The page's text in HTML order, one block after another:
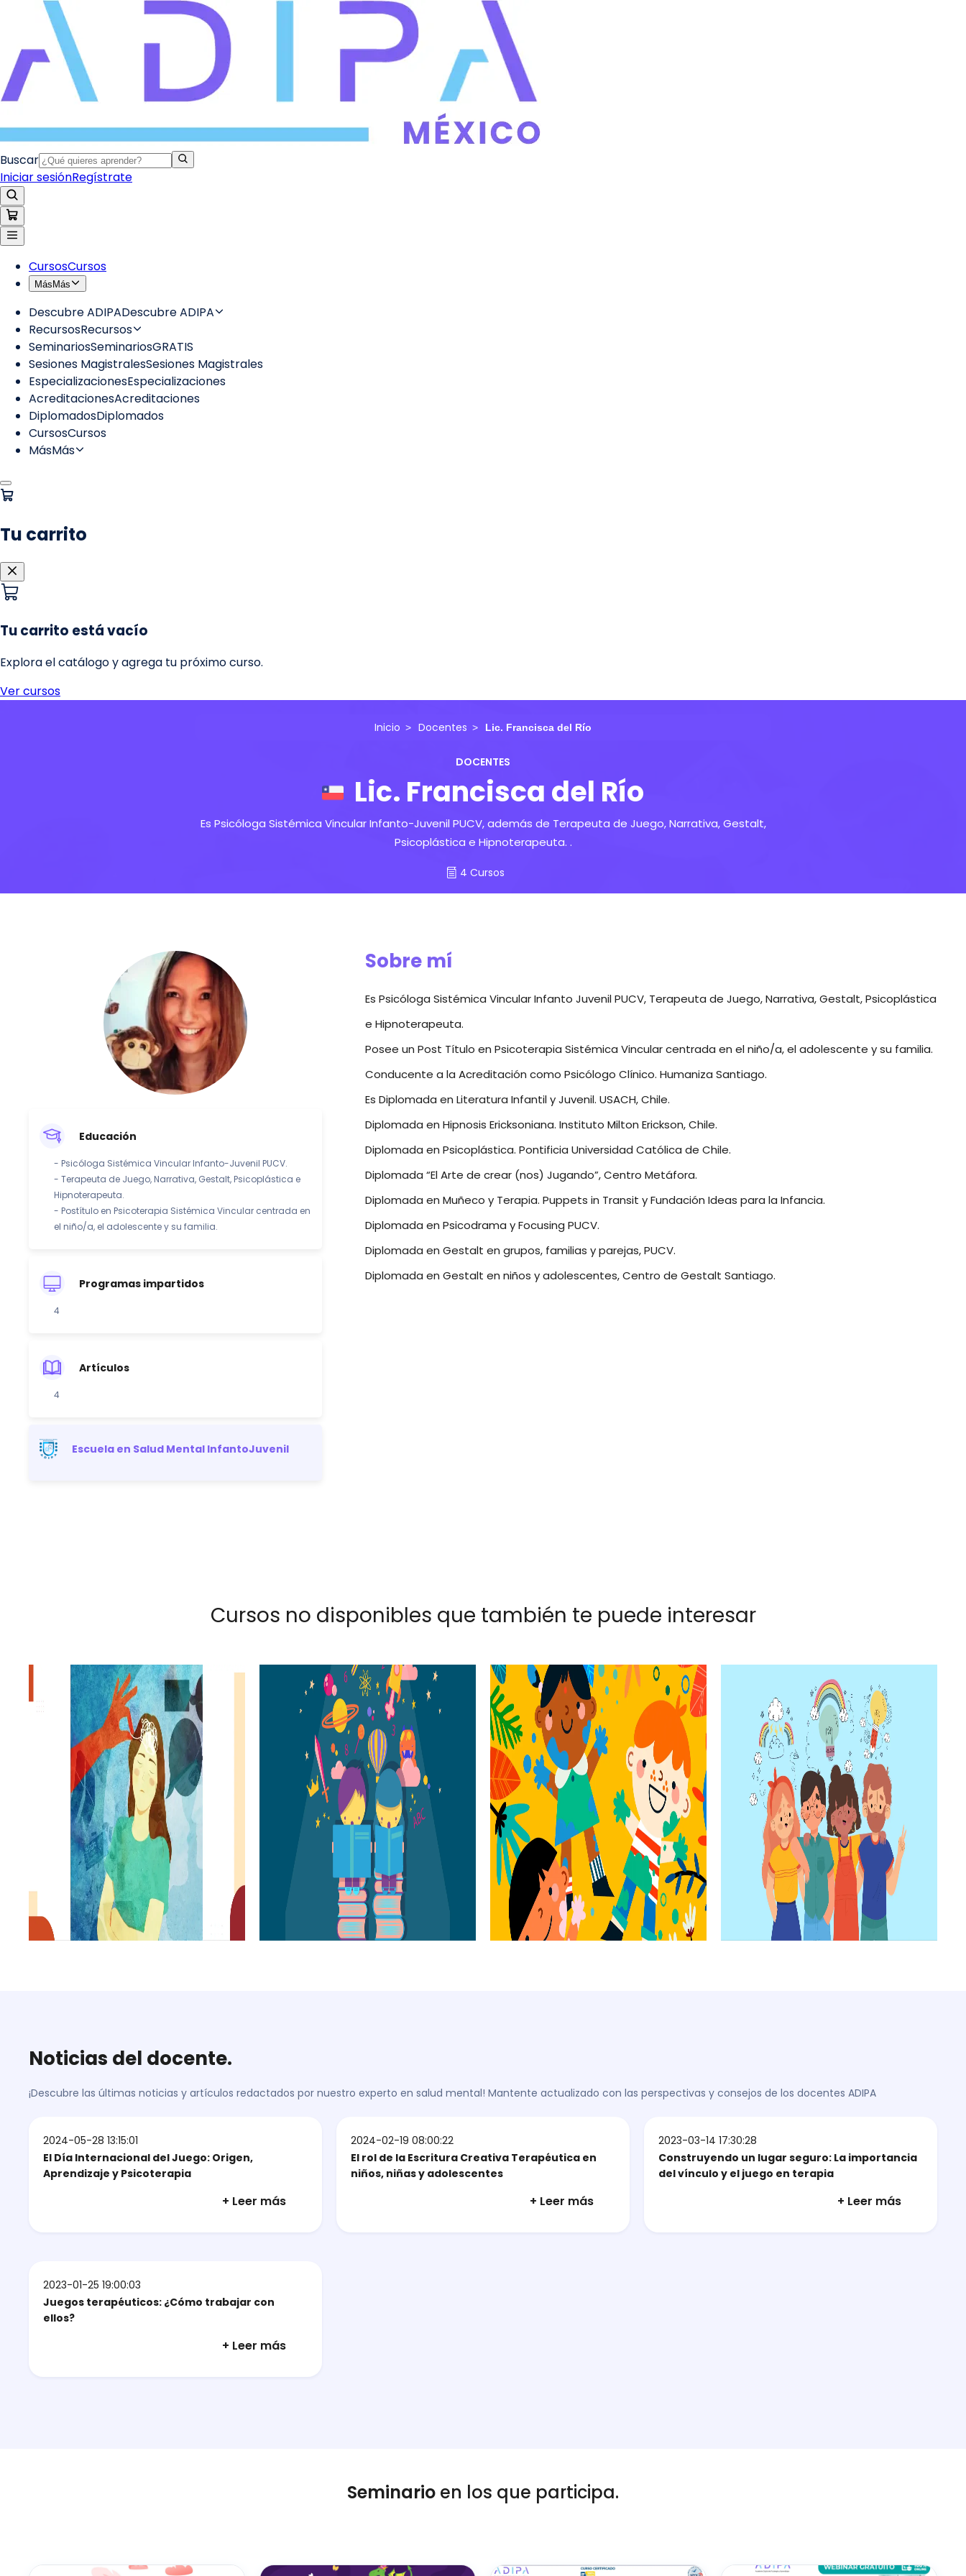
Inicio Docentes Lic. Francisca del Río
DOCENTES
Lic. Francisca del Río
Es Psicóloga Sistémica Vincular Infanto-Juvenil PUCV, además de Terapeuta de Juego, Narrativa, Gestalt,
Psicoplástica e Hipnoterapeuta. .
4 Cursos
Educación
- Psicóloga Sistémica Vincular Infanto-Juvenil PUCV.
- Terapeuta de Juego, Narrativa, Gestalt, Psicoplástica e
Hipnoterapeuta.
- Postítulo en Psicoterapia Sistémica Vincular centrada en
el niño/a, el adolescente y su familia.
Programas impartidos
4
Artículos
4
Escuela en Salud Mental InfantoJuvenil
Sobre mí
Es Psicóloga Sistémica Vincular Infanto Juvenil PUCV, Terapeuta de Juego, Narrativa, Gestalt, Psicoplástica
e Hipnoterapeuta.
Posee un Post Título en Psicoterapia Sistémica Vincular centrada en el niño/a, el adolescente y su familia.
Conducente a la Acreditación como Psicólogo Clínico. Humaniza Santiago.
Es Diplomada en Literatura Infantil y Juvenil. USACH, Chile.
Diplomada en Hipnosis Ericksoniana. Instituto Milton Erickson, Chile.
Diplomada en Psicoplástica. Pontificia Universidad Católica de Chile.
Diplomada “El Arte de crear (nos) Jugando”, Centro Metáfora.
Diplomada en Muñeco y Terapia. Puppets in Transit y Fundación Ideas para la Infancia.
Diplomada en Psicodrama y Focusing PUCV.
Diplomada en Gestalt en grupos, familias y parejas, PUCV.
Diplomada en Gestalt en niños y adolescentes, Centro de Gestalt Santiago.
Cursos no disponibles que también te puede interesar
Noticias del docente.
¡Descubre las últimas noticias y artículos redactados por nuestro experto en salud mental! Mantente actualizado con las perspectivas y consejos de los docentes ADIPA
2024-05-28 13:15:01
El Día Internacional del Juego: Origen,
Aprendizaje y Psicoterapia
+ Leer más
2024-02-19 08:00:22
El rol de la Escritura Creativa Terapéutica en
niños, niñas y adolescentes
+ Leer más
2023-03-14 17:30:28
Construyendo un lugar seguro: La importancia
del vínculo y el juego en terapia
+ Leer más
2023-01-25 19:00:03
Juegos terapéuticos: ¿Cómo trabajar con
ellos?
+ Leer más
Seminario en los que participa.